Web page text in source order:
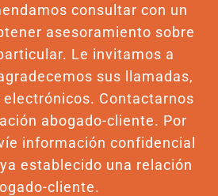
consultar con un
asesoramiento sobre
Le invitamos a
sus llamadas,
Contactarnos
abogado-cliente. Por
información confidencial
establecido una relación
cliente.